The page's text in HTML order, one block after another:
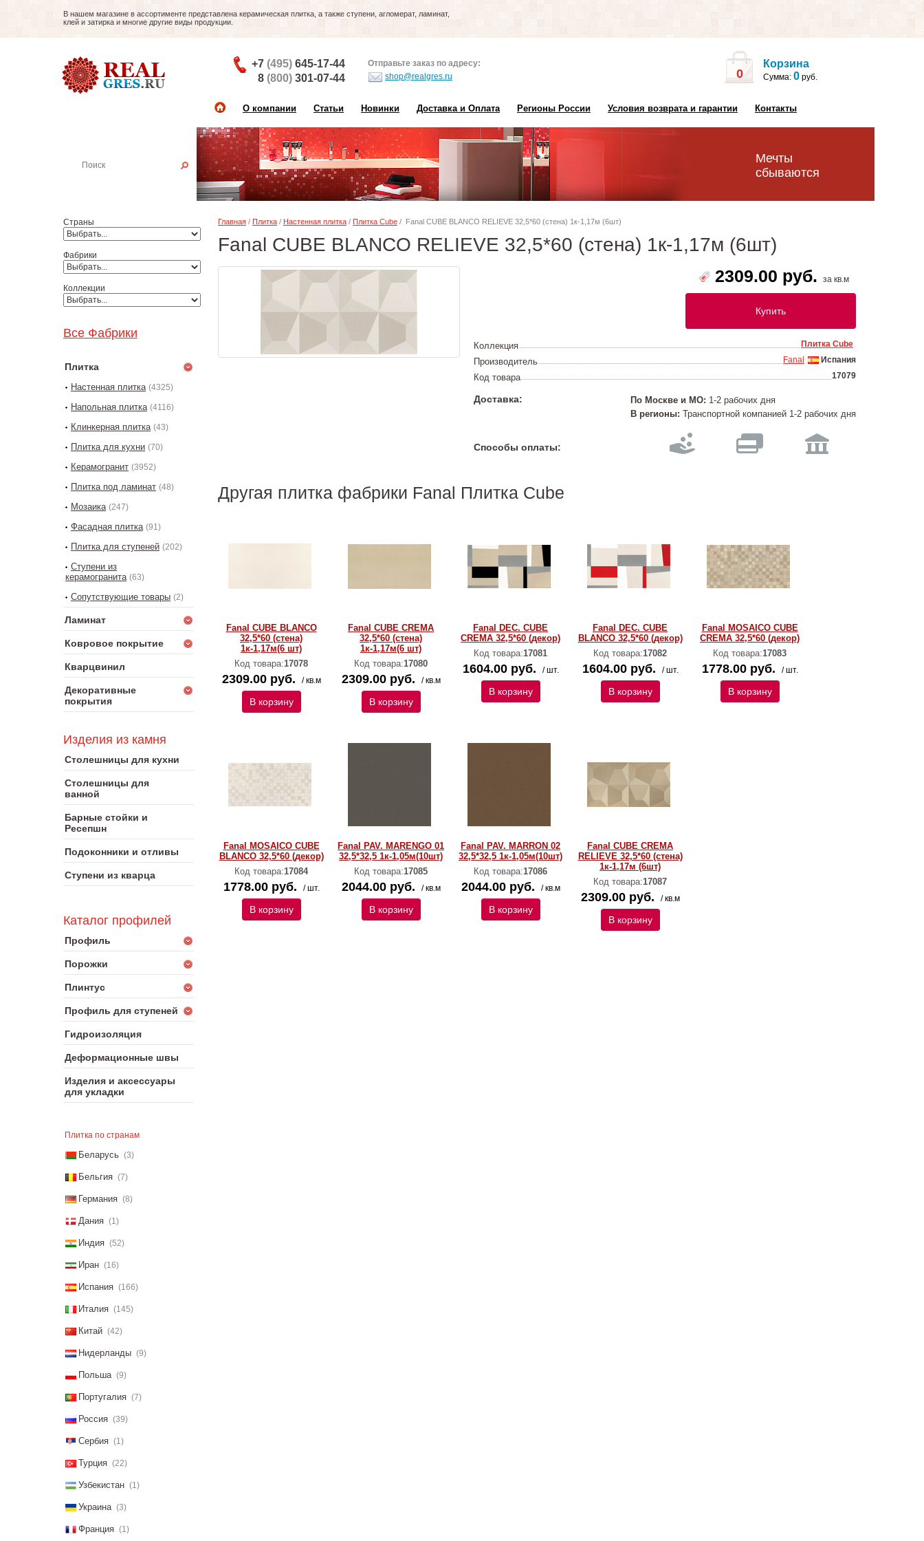
В нашем магазине в ассортименте представлена керамическая плитка, а также ступени, агломерат, ламинат,
клей и затирка и многие другие виды продукции.
+7 (495) 645-17-44
8 (800) 301-07-44
Отправьте заказ по адресу:
shop@realgres.ru
0
Корзина
Сумма: 0 руб.
О компании Статьи Новинки Доставка и Оплата Регионы России Условия возврата и гарантии Контакты
Мечты
сбываются
Страны
Фабрики
Коллекции
Все Фабрики
Плитка
Настенная плитка (4325)
Напольная плитка (4116)
Клинкерная плитка (43)
Плитка для кухни (70)
Керамогранит (3952)
Плитка под ламинат (48)
Мозаика (247)
Фасадная плитка (91)
Плитка для ступеней (202)
Ступени из
керамогранита (63)
Сопутствующие товары (2)
Ламинат
Ковровое покрытие
Кварцвинил
Декоративные
покрытия
Изделия из камня
Столешницы для кухни
Столешницы для
ванной
Барные стойки и
Ресепшн
Подоконники и отливы
Ступени из кварца
Каталог профилей
Профиль
Порожки
Плинтус
Профиль для ступеней
Гидроизоляция
Деформационные швы
Изделия и аксессуары
для укладки
Плитка по странам
Беларусь (3)
Бельгия (7)
Германия (8)
Дания (1)
Индия (52)
Иран (16)
Испания (166)
Италия (145)
Китай (42)
Нидерланды (9)
Польша (9)
Португалия (7)
Россия (39)
Сербия (1)
Турция (22)
Узбекистан (1)
Украина (3)
Франция (1)
Главная / Плитка / Настенная плитка / Плитка Cube / Fanal CUBE BLANCO RELIEVE 32,5*60 (стена) 1к-1,17м (6шт)
Fanal CUBE BLANCO RELIEVE 32,5*60 (стена) 1к-1,17м (6шт)
2309.00 руб. за кв.м
Купить
Коллекция Плитка Cube
Производитель Испания
Fanal
Код товара 17079
Доставка: По Москве и МО: 1-2 рабочих дня
В регионы: Транспортной компанией 1-2 рабочих дня
Способы оплаты:
Другая плитка фабрики Fanal Плитка Cube
Fanal CUBE BLANCO
32,5*60 (стена)
1к-1,17м(6 шт)
Код товара:17078
2309.00 руб. / кв.м
В корзину
Fanal CUBE CREMA
32,5*60 (стена)
1к-1,17м(6 шт)
Код товара:17080
2309.00 руб. / кв.м
В корзину
Fanal DEC. CUBE
CREMA 32,5*60 (декор)
Код товара:17081
1604.00 руб. / шт.
В корзину
Fanal DEC. CUBE
BLANCO 32,5*60 (декор)
Код товара:17082
1604.00 руб. / шт.
В корзину
Fanal MOSAICO CUBE
CREMA 32,5*60 (декор)
Код товара:17083
1778.00 руб. / шт.
В корзину
Fanal MOSAICO CUBE
BLANCO 32,5*60 (декор)
Код товара:17084
1778.00 руб. / шт.
В корзину
Fanal PAV. MARENGO 01
32,5*32,5 1к-1,05м(10шт)
Код товара:17085
2044.00 руб. / кв.м
В корзину
Fanal PAV. MARRON 02
32,5*32,5 1к-1,05м(10шт)
Код товара:17086
2044.00 руб. / кв.м
В корзину
Fanal CUBE CREMA
RELIEVE 32,5*60 (стена)
1к-1,17м (6шт)
Код товара:17087
2309.00 руб. / кв.м
В корзину